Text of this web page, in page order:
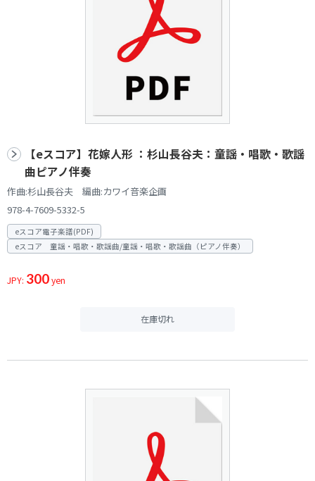
【eスコア】花嫁人形 ：杉山長谷夫：童謡・唱歌・歌謡
曲ピアノ伴奏
作曲:杉山長谷夫 編曲:カワイ音楽企画
978-4-7609-5332-5
eスコア電子楽譜(PDF)
eスコア 童謡・唱歌・歌謡曲/童謡・唱歌・歌謡曲（ピアノ伴奏）
JPY: 300yen
在庫切れ